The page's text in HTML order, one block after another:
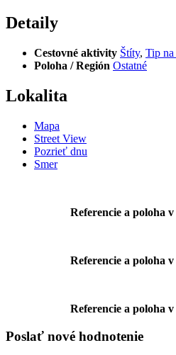
Detaily
Cestovné aktivity Štíty, Tip
Poloha / Región Ostatné
Lokalita
Mapa
Street View
Pozrieť dnu
Smer
Referencie a poloha
Referencie a poloha
Referencie a poloha
Poslať nové hodnotenie